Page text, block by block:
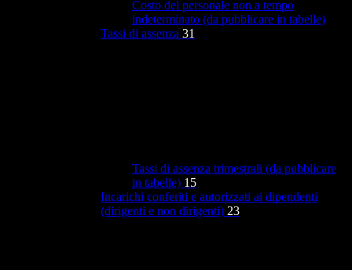
Costo del personale non a tempo
indeterminato (da pubblicare in tabelle)
Tassi di assenza 31
Tassi di assenza trimestrali (da pubblicare
in tabelle) 15
Incarichi conferiti e autorizzati ai dipendenti
(dirigenti e non dirigenti) 23